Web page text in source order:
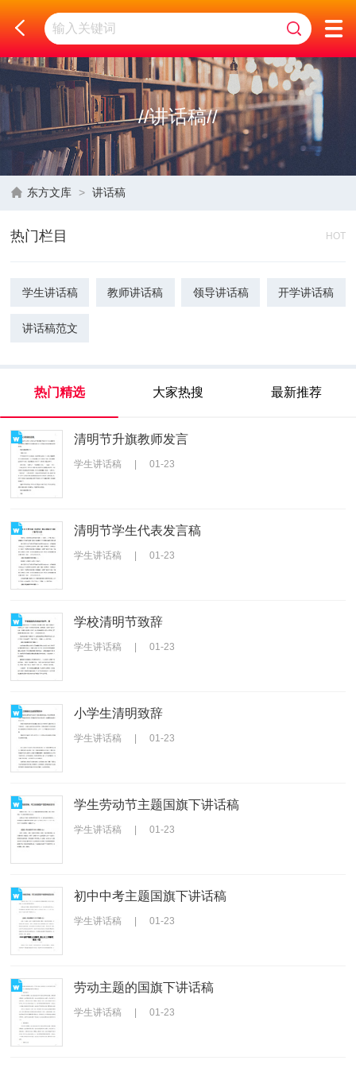
//讲话稿//
东方文库 > 讲话稿
热门栏目 HOT
学生讲话稿 教师讲话稿 领导讲话稿 开学讲话稿
讲话稿范文
热门精选 大家热搜 最新推荐
清明节升旗教师发言
学生讲话稿 01-23
清明节学生代表发言稿
学生讲话稿 01-23
学校清明节致辞
学生讲话稿 01-23
小学生清明致辞
学生讲话稿 01-23
学生劳动节主题国旗下讲话稿
学生讲话稿 01-23
初中中考主题国旗下讲话稿
学生讲话稿 01-23
劳动主题的国旗下讲话稿
学生讲话稿 01-23